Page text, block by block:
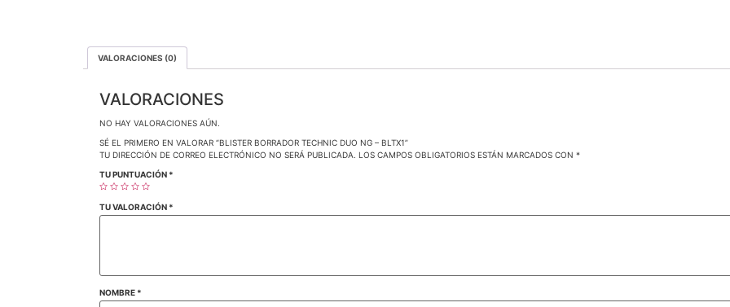
VALORACIONES (0)
VALORACIONES
NO HAY VALORACIONES AÚN.
SÉ EL PRIMERO EN VALORAR “BLISTER BORRADOR TECHNIC DUO NG – BLTX1”
TU DIRECCIÓN DE CORREO ELECTRÓNICO NO SERÁ PUBLICADA. LOS CAMPOS OBLIGATORIOS ESTÁN MARCADOS CON *
TU PUNTUACIÓN *
TU VALORACIÓN *
NOMBRE *